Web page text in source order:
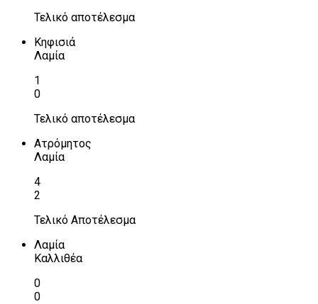
Τελικό αποτέλεσμα
Κηφισιά
Λαμία
1
0
Τελικό αποτέλεσμα
Ατρόμητος
Λαμία
4
2
Τελικό Αποτέλεσμα
Λαμία
Καλλιθέα
0
0